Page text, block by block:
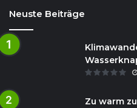
Neuste Beiträge
Zu warm